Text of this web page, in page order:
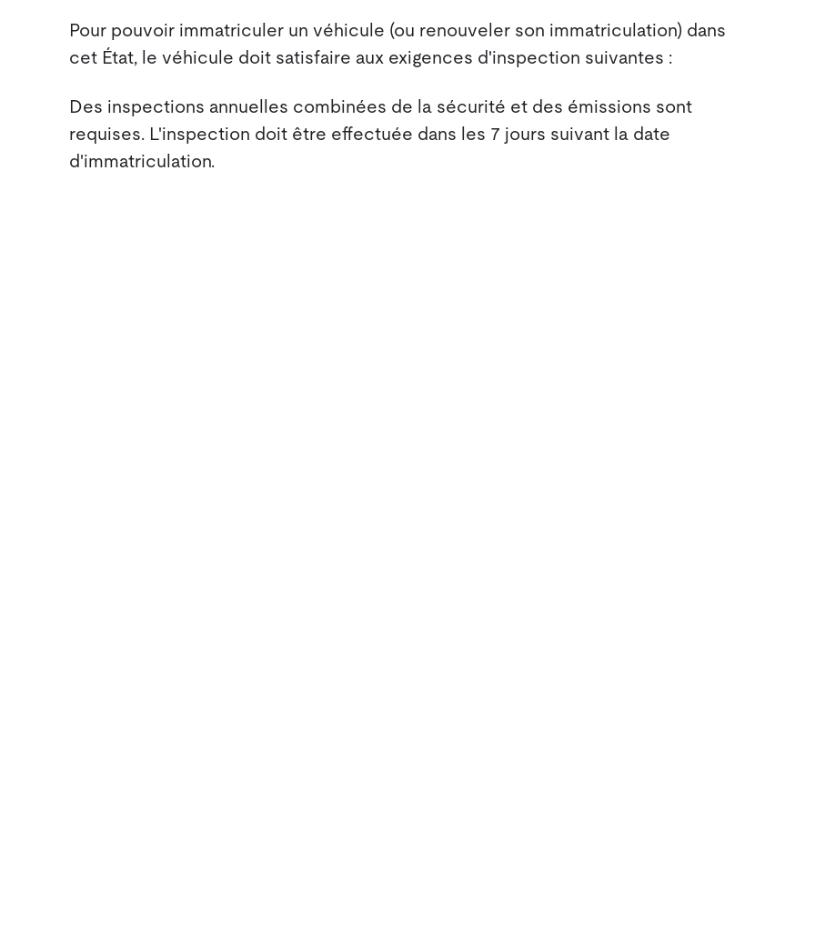
Pour pouvoir immatriculer un véhicule (ou renouveler son immatriculation) dans
cet État, le véhicule doit satisfaire aux exigences d'inspection suivantes :
Des inspections annuelles combinées de la sécurité et des émissions sont
requises. L'inspection doit être effectuée dans les 7 jours suivant la date
d'immatriculation.